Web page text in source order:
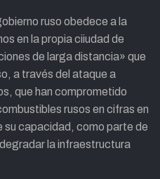
ruso obedece a la
en la propia ciiudad de
de larga distancia» que
a través del ataque a
que han comprometido
rusos en cifras en
su capacidad, como parte de
la infraestructura